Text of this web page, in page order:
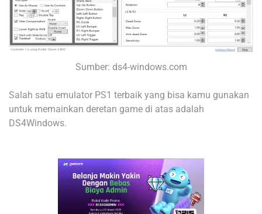
Sumber: ds4-windows.com
Salah satu emulator PS1 terbaik yang bisa kamu gunakan
untuk memainkan deretan game di atas adalah
DS4Windows.